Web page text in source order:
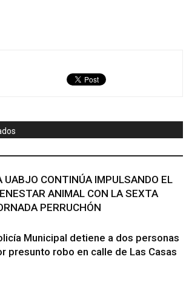
UABJO CONTINÚA IMPULSANDO EL
ANIMAL CON LA SEXTA
PERRUCHÓN
Municipal detiene a dos personas
presunto robo en calle de Las Casas